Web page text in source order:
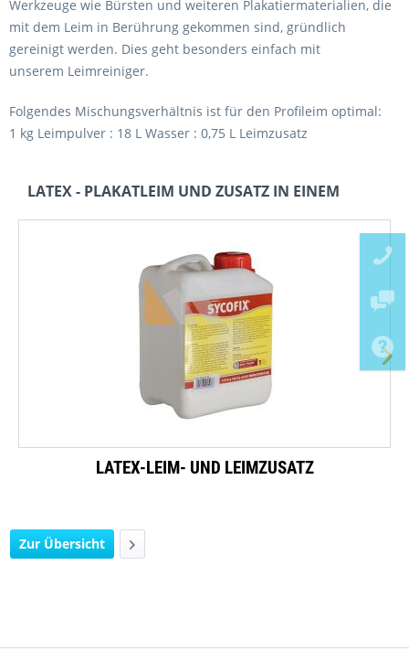
Werkzeuge wie Bürsten und weiteren Plakatiermaterialien, die
mit dem Leim in Berührung gekommen sind, gründlich
gereinigt werden. Dies geht besonders einfach mit
unserem Leimreiniger.
Folgendes Mischungsverhältnis ist für den Profileim optimal:
1 kg Leimpulver : 18 L Wasser : 0,75 L Leimzusatz
LATEX - PLAKATLEIM UND ZUSATZ IN EINEM
LATEX-LEIM- UND LEIMZUSATZ
Zur Übersicht